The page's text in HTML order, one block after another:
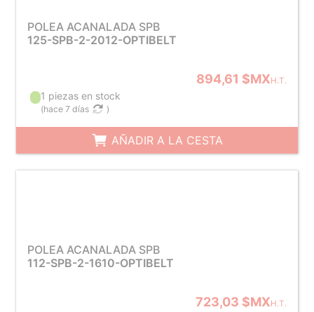
POLEA ACANALADA SPB
125-SPB-2-2012-OPTIBELT
894,61 $MXH.T.
1 piezas en stock
(hace 7 días )
AÑADIR A LA CESTA
POLEA ACANALADA SPB
112-SPB-2-1610-OPTIBELT
723,03 $MXH.T.